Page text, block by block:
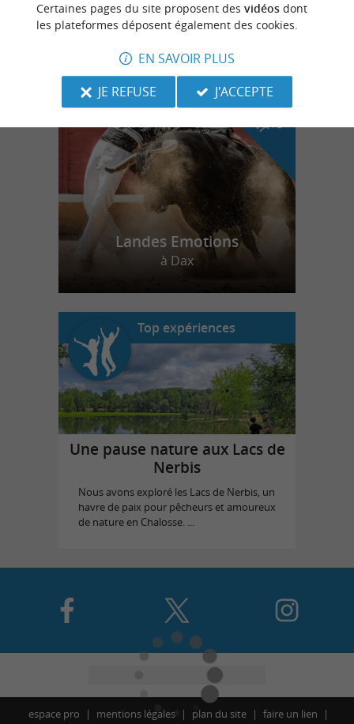
n
o
t
r
e
c
o
u
p
d
e
c
o
e
u
r
Landes Emotions
à Dax
Top expériences
Une pause nature aux Lacs de
Nerbis
Nous avons exploré les Lacs de Nerbis, un
havre de paix pour pêcheurs et amoureux
de nature en Chalosse. ...
espace pro mentions légales plan du site faire un lien
Certaines pages du site proposent des vidéosdont
les plateformes déposent également des cookies.
EN SAVOIR PLUS
JE REFUSE
J'ACCEPTE